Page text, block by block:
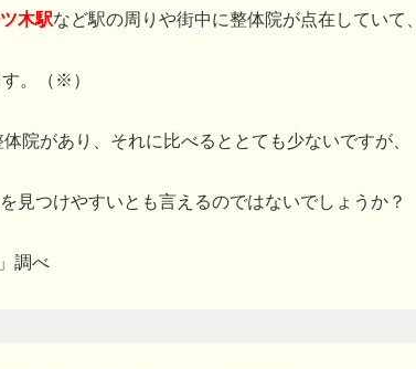
木駅など駅の周りや街中に整体院が点在していて、
。（※）
体院があり、それに比べるととても少ないですが、
見つけやすいとも言えるのではないでしょうか？
調べ